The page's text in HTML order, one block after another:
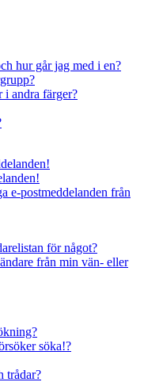
hur går jag med i en?
i andra färger?
e-postmeddelanden från
för något?
från min vän- eller
söka!?
trådar?